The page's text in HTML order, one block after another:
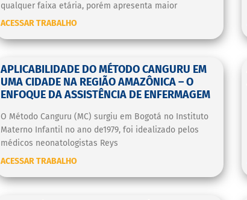
qualquer faixa etária, porém apresenta maior
ACESSAR TRABALHO
APLICABILIDADE DO MÉTODO CANGURU EM
UMA CIDADE NA REGIÃO AMAZÔNICA – O
ENFOQUE DA ASSISTÊNCIA DE ENFERMAGEM
O Método Canguru (MC) surgiu em Bogotá no Instituto
Materno Infantil no ano de1979, foi idealizado pelos
médicos neonatologistas Reys
ACESSAR TRABALHO